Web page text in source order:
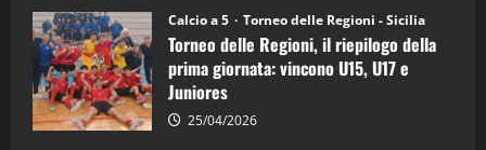
Juniores
è
vicecampione
d’Italia
Calcio a 5 Torneo delle Regioni - Sicilia
Torneo delle Regioni, il riepilogo della
prima giornata: vincono U15, U17 e
Juniores
25/04/2026